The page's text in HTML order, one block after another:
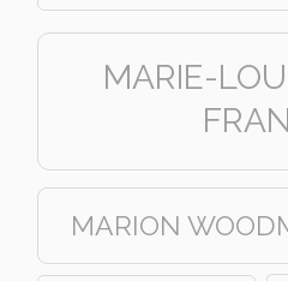
MARIE-
MARION